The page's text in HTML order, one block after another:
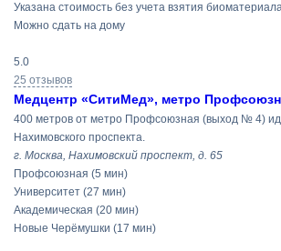
Указана стоимость без учета взятия
Можно сдать на дому
5.0
25 отзывов
Медцентр «СитиМед», метро
400 метров от метро Профсоюзная (выход № 4)
Нахимовского проспекта.
г. Москва, Нахимовский проспект, д. 65
Профсоюзная (5 мин)
Университет (27 мин)
Академическая (20 мин)
Новые Черёмушки (17 мин)